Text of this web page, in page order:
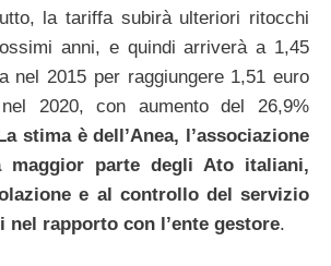
la tariffa subirà ulteriori ritocchi
anni, e quindi arriverà a 1,45
nel 2015 per raggiungere 1,51 euro
2020, con aumento del 26,9%
stima è dell’Anea, l’associazione
maggior parte degli Ato italiani,
e al controllo del servizio
nel rapporto con l’ente gestore.